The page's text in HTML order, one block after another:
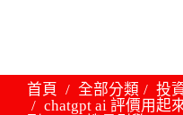
首頁 全部分類
投
chatgpt ai 評價用起